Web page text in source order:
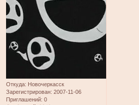
Откуда: Новочеркасск
Зарегистрирован: 2007-11-06
Приглашений: 0